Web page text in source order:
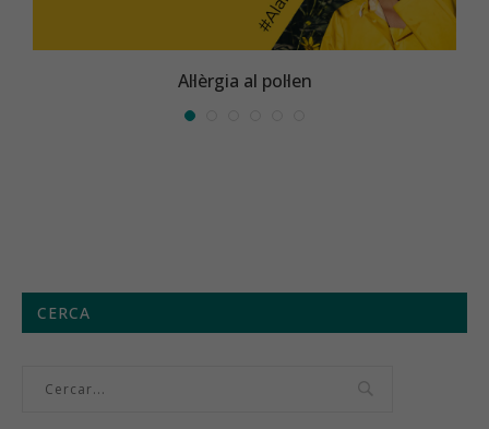
Al·lèrgia al pol·len
CERCA